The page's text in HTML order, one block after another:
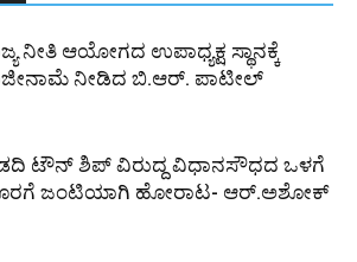
ನೀತಿ ಆಯೋಗದ ಉಪಾಧ್ಯಕ್ಷ ಸ್ಥಾನಕ್ಕೆ
ನೀಡಿದ ಬಿ.ಆರ್. ಪಾಟೀಲ್
ಟೌನ್ ಶಿಪ್ ವಿರುದ್ದ ವಿಧಾನಸೌಧದ ಒಳಗೆ
ಜಂಟಿಯಾಗಿ ಹೋರಾಟ- ಆರ್.ಅಶೋಕ್